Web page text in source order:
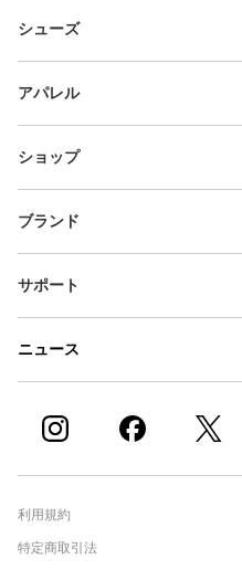
シューズ
アパレル
ショップ
ブランド
サポート
ニュース
利用規約
特定商取引法